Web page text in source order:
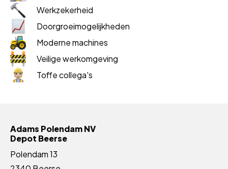
Werkzekerheid
Doorgroeimogelijkheden
Moderne machines
Veilige werkomgeving
Toffe collega's
Adams Polendam NV
Depot Beerse
Polendam 13